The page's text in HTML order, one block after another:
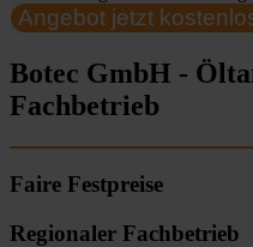
Angebot jetzt
Botec GmbH -
Fachbetrieb
Faire Festpreise
Regionaler Fachbetrieb